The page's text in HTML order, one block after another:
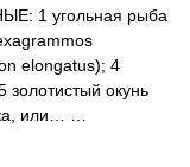
1 угольная рыба
elongatus); 4
золотистый окунь
или… …